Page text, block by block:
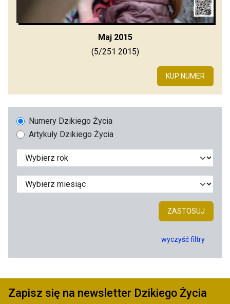
Maj 2015
(5/251 2015)
KUP NUMER
Numery Dzikiego Życia
Artykuły Dzikiego Życia
ZASTOSUJ
wyczyść filtry
Zapisz się na newsletter Dzikiego Życia